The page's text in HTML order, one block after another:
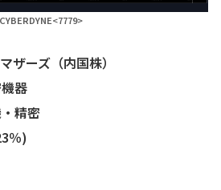
CYBERDYNE<7779>
ザーズ（内国株）
器
精密
％)